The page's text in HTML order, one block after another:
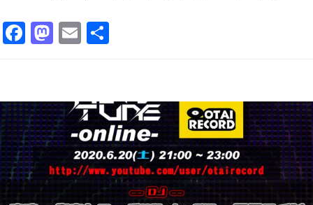
F
e
b
o
o
k
M
o
d
o
n
E
l